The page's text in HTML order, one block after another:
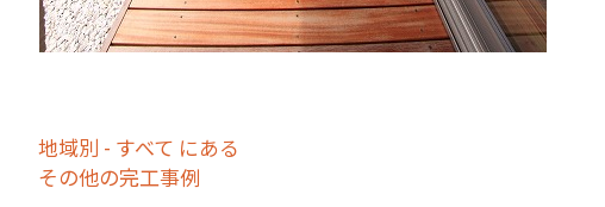
地域別 - すべて にある
その他の完工事例